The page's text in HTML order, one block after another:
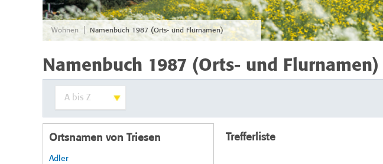
Wohnen Namenbuch 1987 (Orts- und Flurnamen)
Namenbuch 1987 (Orts- und Flurnamen)
Ortsnamen von Triesen
Adler
Trefferliste